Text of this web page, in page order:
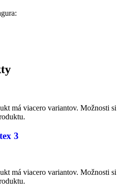
má viacero variantov. Možnosti si
3
má viacero variantov. Možnosti si